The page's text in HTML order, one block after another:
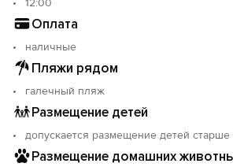
12:00
Оплата
наличные
Пляжи рядом
галечный пляж
Размещение детей
допускается размещение детей старше
Размещение домашних